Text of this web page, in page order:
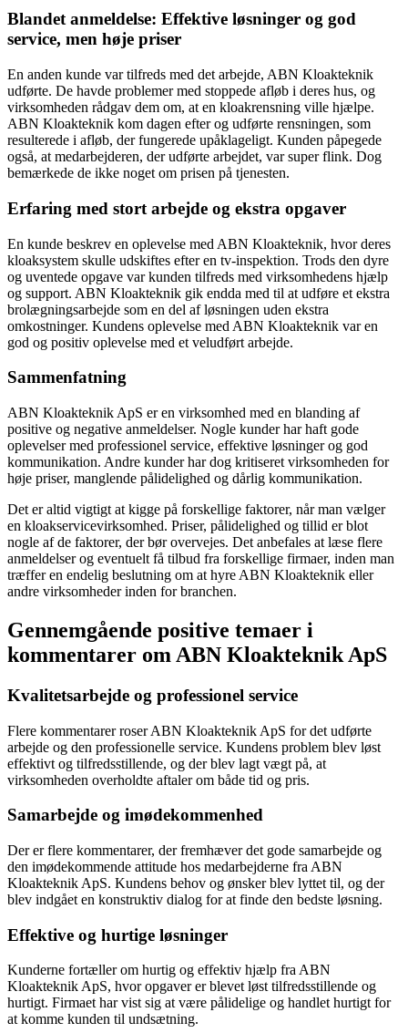
Blandet anmeldelse: Effektive løsninger og god
service, men høje priser
En anden kunde var tilfreds med det arbejde, ABN Kloakteknik
udførte. De havde problemer med stoppede afløb i deres hus, og
virksomheden rådgav dem om, at en kloakrensning ville hjælpe.
ABN Kloakteknik kom dagen efter og udførte rensningen, som
resulterede i afløb, der fungerede upåklageligt. Kunden påpegede
også, at medarbejderen, der udførte arbejdet, var super flink. Dog
bemærkede de ikke noget om prisen på tjenesten.
Erfaring med stort arbejde og ekstra opgaver
En kunde beskrev en oplevelse med ABN Kloakteknik, hvor deres
kloaksystem skulle udskiftes efter en tv-inspektion. Trods den dyre
og uventede opgave var kunden tilfreds med virksomhedens hjælp
og support. ABN Kloakteknik gik endda med til at udføre et ekstra
brolægningsarbejde som en del af løsningen uden ekstra
omkostninger. Kundens oplevelse med ABN Kloakteknik var en
god og positiv oplevelse med et veludført arbejde.
Sammenfatning
ABN Kloakteknik ApS er en virksomhed med en blanding af
positive og negative anmeldelser. Nogle kunder har haft gode
oplevelser med professionel service, effektive løsninger og god
kommunikation. Andre kunder har dog kritiseret virksomheden for
høje priser, manglende pålidelighed og dårlig kommunikation.
Det er altid vigtigt at kigge på forskellige faktorer, når man vælger
en kloakservicevirksomhed. Priser, pålidelighed og tillid er blot
nogle af de faktorer, der bør overvejes. Det anbefales at læse flere
anmeldelser og eventuelt få tilbud fra forskellige firmaer, inden man
træffer en endelig beslutning om at hyre ABN Kloakteknik eller
andre virksomheder inden for branchen.
Gennemgående positive temaer i
kommentarer om ABN Kloakteknik ApS
Kvalitetsarbejde og professionel service
Flere kommentarer roser ABN Kloakteknik ApS for det udførte
arbejde og den professionelle service. Kundens problem blev løst
effektivt og tilfredsstillende, og der blev lagt vægt på, at
virksomheden overholdte aftaler om både tid og pris.
Samarbejde og imødekommenhed
Der er flere kommentarer, der fremhæver det gode samarbejde og
den imødekommende attitude hos medarbejderne fra ABN
Kloakteknik ApS. Kundens behov og ønsker blev lyttet til, og der
blev indgået en konstruktiv dialog for at finde den bedste løsning.
Effektive og hurtige løsninger
Kunderne fortæller om hurtig og effektiv hjælp fra ABN
Kloakteknik ApS, hvor opgaver er blevet løst tilfredsstillende og
hurtigt. Firmaet har vist sig at være pålidelige og handlet hurtigt for
at komme kunden til undsætning.